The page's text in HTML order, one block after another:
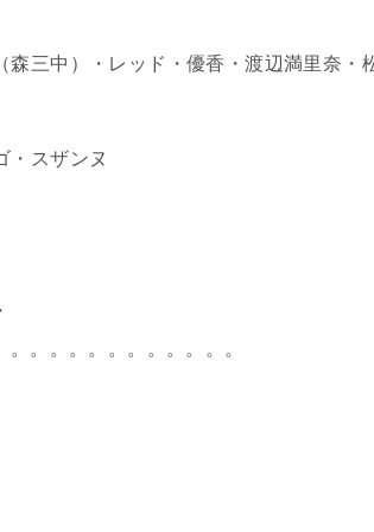
森三中）・レッド・優香・渡辺満里奈・
・スザンヌ
。。。。。。。。。。。